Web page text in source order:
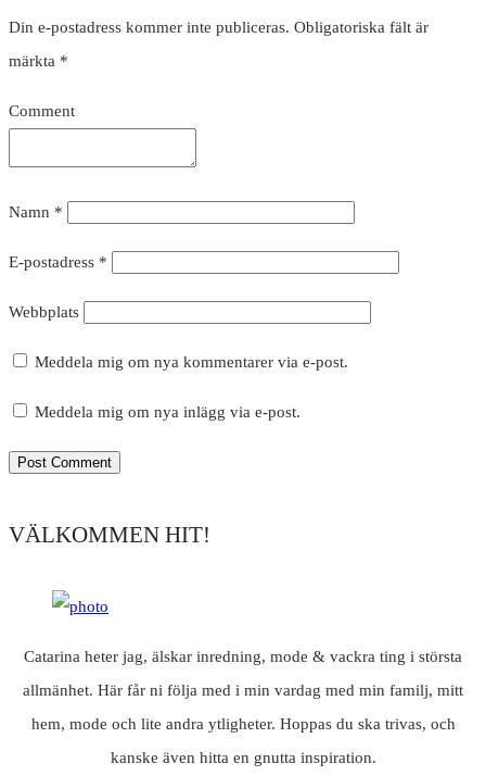
Din e-postadress kommer inte publiceras. Obligatoriska fält är
märkta *
Comment
Namn *
E-postadress *
Webbplats
Meddela mig om nya kommentarer via e-post.
Meddela mig om nya inlägg via e-post.
VÄLKOMMEN HIT!
Catarina heter jag, älskar inredning, mode & vackra ting i största
allmänhet. Här får ni följa med i min vardag med min familj, mitt
hem, mode och lite andra ytligheter. Hoppas du ska trivas, och
kanske även hitta en gnutta inspiration.